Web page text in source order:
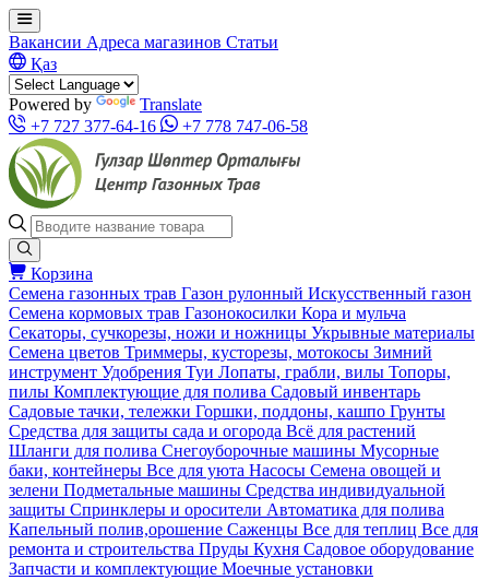
Вакансии Адреса магазинов Статьи
Қаз
Powered by
Translate
+7 727 377-64-16
+7 778 747-06-58
Корзина
Семена газонных трав Газон рулонный Искусственный газон
Семена кормовых трав Газонокосилки Кора и мульча
Секаторы, сучкорезы, ножи и ножницы Укрывные материалы
Семена цветов Триммеры, кусторезы, мотокосы Зимний
инструмент Удобрения Туи Лопаты, грабли, вилы Топоры,
пилы Комплектующие для полива Садовый инвентарь
Садовые тачки, тележки Горшки, поддоны, кашпо Грунты
Средства для защиты сада и огорода Всё для растений
Шланги для полива Снегоуборочные машины Мусорные
баки, контейнеры Все для уюта Насосы Семена овощей и
зелени Подметальные машины Средства индивидуальной
защиты Спринклеры и оросители Автоматика для полива
Капельный полив,орошение Саженцы Все для теплиц Все для
ремонта и строительства Пруды Кухня Садовое оборудование
Запчасти и комплектующие Моечные установки